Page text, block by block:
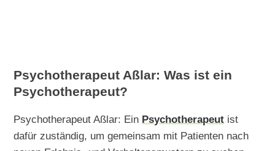
Psychotherapeut Aßlar: Was ist ein
Psychotherapeut?
Psychotherapeut Aßlar: Ein Psychotherapeut ist
dafür zuständig, um gemeinsam mit Patienten nach